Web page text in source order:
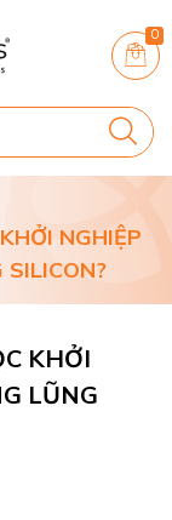
0
NGHIỆP
SILICON?
KHỞI
LŨNG